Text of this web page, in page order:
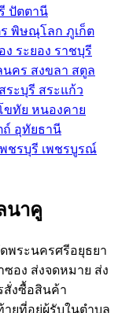
ปัตตานี
พิษณุโลก ภูเก็ต
ง ระยอง ราชบุรี
นคร สงขลา สตูล
สระบุรี สระแก้ว
ขทัย หนองคาย
ถ์ อุทัยธานี
พชรบุรี เพชรบูรณ์
นาคู
พระนครศรีอยุธยา
อง ส่งจดหมาย ส่ง
สั่งซื้อสินค้า
ายที่อยู่ผู้รับในตำบล